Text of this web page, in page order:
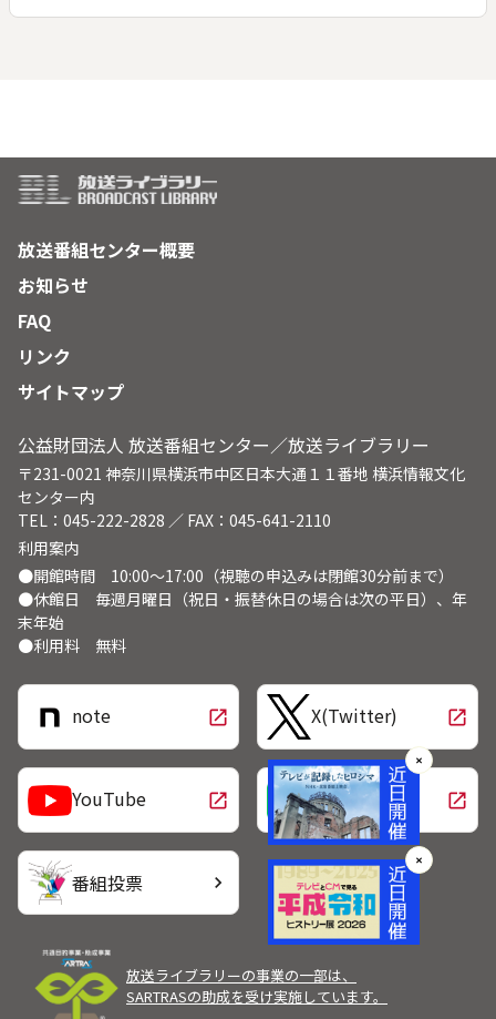
放送番組センター概要
お知らせ
FAQ
リンク
サイトマップ
公益財団法人 放送番組センター／放送ライブラリー
〒231-0021 神奈川県横浜市中区日本大通１１番地 横浜情報文化
センター内
TEL：045-222-2828 ／ FAX：045-641-2110
利用案内
●開館時間 10:00～17:00（視聴の申込みは閉館30分前まで）
●休館日 毎週月曜日（祝日・振替休日の場合は次の平日）、年
末年始
●利用料 無料
note open_in_new X(Twitter) open_in_new
YouTube open_in_new LINE open_in_new
番組投票 chevron_right
放送ライブラリーの事業の一部は、
SARTRASの助成を受け実施しています。
✕
✕